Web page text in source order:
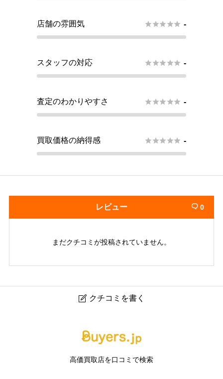
店舗の雰囲気  -
スタッフの対応  -
査定のわかりやすさ  -
買取価格の納得感  -
レビュー  0
まだクチコミが投稿されていません。
 クチコミを書く
ラチナ・ブランド品買取専門店
高価買取店を口コミで検索